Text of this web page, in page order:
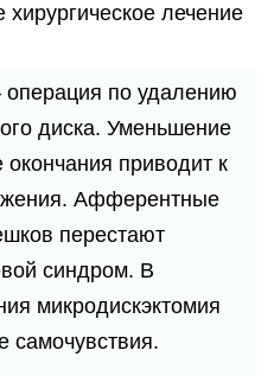
лечение
операция по удалению
диска. Уменьшение
окончания приводит к
Афферентные
перестают
синдром. В
микродискэктомия
самочувствия.